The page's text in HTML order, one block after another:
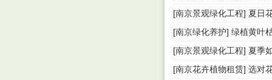
[南京景观绿化工程] 夏日
[南京绿化养护] 绿植黄叶
[南京景观绿化工程] 夏季
[南京花卉植物租赁] 选对